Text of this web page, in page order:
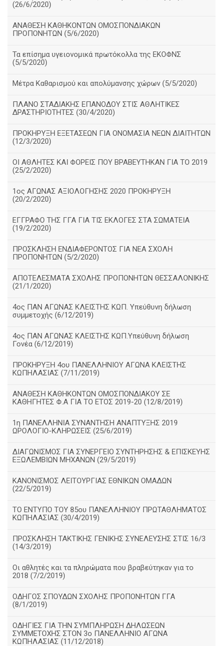
(26/6/2020)
ΑΝΑΘΕΣΗ ΚΑΘΗΚΟΝΤΩΝ ΟΜΟΣΠΟΝΔΙΑΚΩΝ
ΠΡΟΠΟΝΗΤΩΝ (5/6/2020)
Τα επίσημα υγειονομικά πρωτόκολλα της ΕΚΟΦΝΣ
(5/5/2020)
Μέτρα Καθαρισμού και απολύμανσης χώρων (5/5/2020)
ΠΛΑΝΟ ΣΤΑΔΙΑΚΗΣ ΕΠΑΝΟΔΟΥ ΣΤΙΣ ΑΘΛΗΤΙΚΕΣ
ΔΡΑΣΤΗΡΙΟΤΗΤΕΣ (30/4/2020)
ΠΡΟΚΗΡΥΞΗ ΕΞΕΤΑΣΕΩΝ ΓΙΑ ΟΝΟΜΑΣΙΑ ΝΕΩΝ ΔΙΑΙΤΗΤΩΝ
(12/3/2020)
ΟΙ ΑΘΛΗΤΕΣ ΚΑΙ ΦΟΡΕΙΣ ΠΟΥ ΒΡΑΒΕΥΤΗΚΑΝ ΓΙΑ ΤΟ 2019
(25/2/2020)
1ος ΑΓΩΝΑΣ ΑΞΙΟΛΟΓΗΣΗΣ 2020 ΠΡΟΚΗΡΥΞΗ
(20/2/2020)
ΕΓΓΡΑΦΟ ΤΗΣ ΓΓΑ ΓΙΑ ΤΙΣ ΕΚΛΟΓΕΣ ΣΤΑ ΣΩΜΑΤΕΙΑ
(19/2/2020)
ΠΡΟΣΚΛΗΣΗ ΕΝΔΙΑΦΕΡΟΝΤΟΣ ΓΙΑ ΝΕΑ ΣΧΟΛΗ
ΠΡΟΠΟΝΗΤΩΝ (5/2/2020)
ΑΠΟΤΕΛΕΣΜΑΤΑ ΣΧΟΛΗΣ ΠΡΟΠΟΝΗΤΩΝ ΘΕΣΣΑΛΟΝΙΚΗΣ
(21/1/2020)
4ος ΠΑΝ ΑΓΩΝΑΣ ΚΛΕΙΣΤΗΣ ΚΩΠ. Υπεύθυνη δήλωση
συμμετοχής (6/12/2019)
4ος ΠΑΝ ΑΓΩΝΑΣ ΚΛΕΙΣΤΗΣ ΚΩΠ.Υπεύθυνη δήλωση
Γονέα (6/12/2019)
ΠΡΟΚΗΡΥΞΗ 4ου ΠΑΝΕΛΛΗΝΙΟΥ ΑΓΩΝΑ ΚΛΕΙΣΤΗΣ
ΚΩΠΗΛΑΣΙΑΣ (7/11/2019)
ΑΝΑΘΕΣΗ ΚΑΘΗΚΟΝΤΩΝ ΟΜΟΣΠΟΝΔΙΑΚΟΥ ΣΕ
ΚΑΘΗΓΗΤΕΣ Φ.Α ΓΙΑ ΤΟ ΕΤΟΣ 2019-20 (12/8/2019)
1η ΠΑΝΕΛΛΗΝΙΑ ΣΥΝΑΝΤΗΣΗ ΑΝΑΠΤΥΞΗΣ 2019
ΩΡΟΛΟΓΙΟ-ΚΛΗΡΩΣΕΙΣ (25/6/2019)
ΔΙΑΓΩΝΙΣΜΟΣ ΓΙΑ ΣΥΝΕΡΓΕΙΟ ΣΥΝΤΗΡΗΣΗΣ & ΕΠΙΣΚΕΥΗΣ
ΕΞΩΛΕΜΒΙΩΝ ΜΗΧΑΝΩΝ (29/5/2019)
ΚΑΝΟΝΙΣΜΟΣ ΛΕΙΤΟΥΡΓΙΑΣ ΕΘΝΙΚΩΝ ΟΜΑΔΩΝ
(22/5/2019)
ΤΟ ΕΝΤΥΠΟ ΤΟΥ 85ου ΠΑΝΕΛΛΗΝΙΟΥ ΠΡΩΤΑΘΛΗΜΑΤΟΣ
ΚΩΠΗΛΑΣΙΑΣ (30/4/2019)
ΠΡΟΣΚΛΗΣΗ ΤΑΚΤΙΚΗΣ ΓΕΝΙΚΗΣ ΣΥΝΕΛΕΥΣΗΣ ΣΤΙΣ 16/3
(14/3/2019)
Οι αθλητές και τα πληρώματα που βραβεύτηκαν για το
2018 (7/2/2019)
ΟΔΗΓΟΣ ΣΠΟΥΔΩΝ ΣΧΟΛΗΣ ΠΡΟΠΟΝΗΤΩΝ ΓΓΑ
(8/1/2019)
ΟΔΗΓΙΕΣ ΓΙΑ ΤΗΝ ΣΥΜΠΛΗΡΩΣΗ ΔΗΛΩΣΕΩΝ
ΣΥΜΜΕΤΟΧΗΣ ΣΤΟΝ 3ο ΠΑΝΕΛΛΗΝΙΟ ΑΓΩΝΑ
ΚΩΠΗΛΑΣΙΑΣ (11/12/2018)